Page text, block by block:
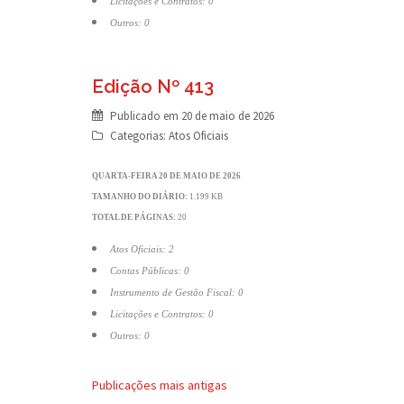
Outros: 0
Edição Nº 413
Publicado em 20 de maio de 2026
Categorias: Atos Oficiais
QUARTA-FEIRA 20 DE MAIO DE 2026
TAMANHO DO DIÁRIO: 1.199 KB
TOTAL DE PÁGINAS: 20
Atos Oficiais: 2
Contas Públicas: 0
Instrumento de Gestão Fiscal: 0
Licitações e Contratos: 0
Outros: 0
Navegação
Publicações mais antigas